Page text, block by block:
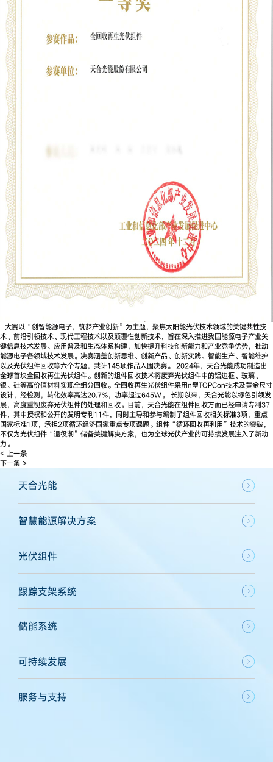
大赛以“创智能源电子，筑梦产业创新”为主题，聚焦太阳能光伏技术领域的关键共性技
术、前沿引领技术、现代工程技术以及颠覆性创新技术‌，旨在深入推进我国能源电子产业关
键信息技术发展、应用普及和生态体系构建，加快提升科技创新能力和产业竞争优势，推动
能源电子各领域技术发展。决赛涵盖创新思维、创新产品、创新实践、智能生产、智能维护
以及光伏组件回收等六个专题，共计145项作品入围决赛。 2024年，天合光能成功制造出
全球首块全回收再生光伏组件。创新的组件回收技术将废弃光伏组件中的铝边框、玻璃、
银、硅等高价值材料实现全组分回收。全回收再生光伏组件采用n型TOPCon技术及黄金尺寸
设计，经检测，转化效率高达20.7%，功率超过645W。 长期以来，天合光能以绿色引领发
展，高度重视废弃光伏组件的处理和回收。目前，天合光能在组件回收方面已经申请专利37
件，其中授权和公开的发明专利11件，同时主导和参与编制了组件回收相关标准3项，重点
国家标准1项，承担2项循环经济国家重点专项课题。组件“循环回收再利用”技术的突破，
不仅为光伏组件“退役潮”储备关键解决方案，也为全球光伏产业的可持续发展注入了新动
力。
< 上一条
下一条 >
天合光能
智慧能源解决方案
光伏组件
跟踪支架系统
储能系统
可持续发展
服务与支持